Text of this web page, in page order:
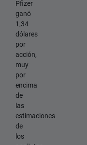
Pfizer
ganó
1,34
dólares
por
acción,
muy
por
encima
de
las
estimaciones
de
los